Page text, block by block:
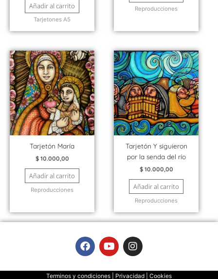
Añadir al carrito
Tarjetones A5
Reproducciones
Tarjetón María
$10.000,00
Añadir al carrito
Reproducciones
Tarjetón Y siguieron
por la senda del río
$10.000,00
Añadir al carrito
Reproducciones
F
a
e
Y
o
t
I
n
t
Terminos y condiciones | Privacidad | Cookies